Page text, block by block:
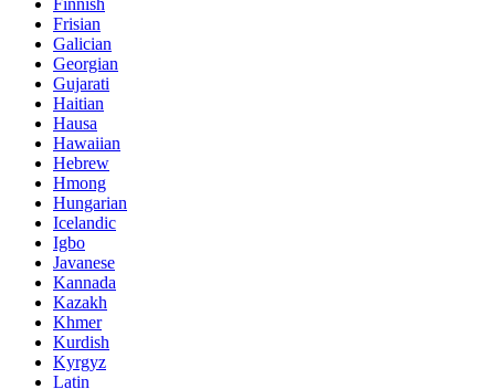
Finnish
Frisian
Galician
Georgian
Gujarati
Haitian
Hausa
Hawaiian
Hebrew
Hmong
Hungarian
Icelandic
Igbo
Javanese
Kannada
Kazakh
Khmer
Kurdish
Kyrgyz
Latin